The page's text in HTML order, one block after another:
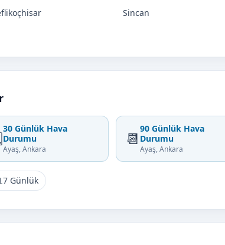
Sincan
30 Günlük Hava
Durumu
Ayaş, Ankara
📆
90 Günlük Hava
Durumu
Ayaş, Ankara
7 Günlük